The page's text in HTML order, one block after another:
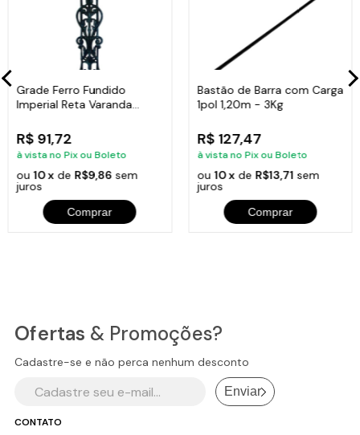
Grade Ferro Fundido
Imperial Reta Varanda
R$ 91,72
à vista no Pix ou Boleto
ou10 x de R$9,86 sem
juros
Comprar
Bastão de Barra com Carga
1pol 1,20m - 3Kg
R$ 127,47
à vista no Pix ou Boleto
ou 10 x de R$13,71 sem
juros
Comprar
CONTATO
Ofertas & Promoções?
Cadastre-se e não perca nenhum desconto
Enviar